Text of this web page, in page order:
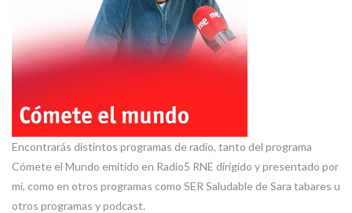
Encontrarás distintos programas de radio, tanto del programa
Cómete el Mundo emitido en Radio5 RNE dirigido y presentado por
mí, como en otros programas como SER Saludable de Sara tabares u
otros programas y podcast.